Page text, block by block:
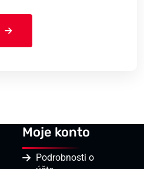
Moje konto
Podrobnosti o